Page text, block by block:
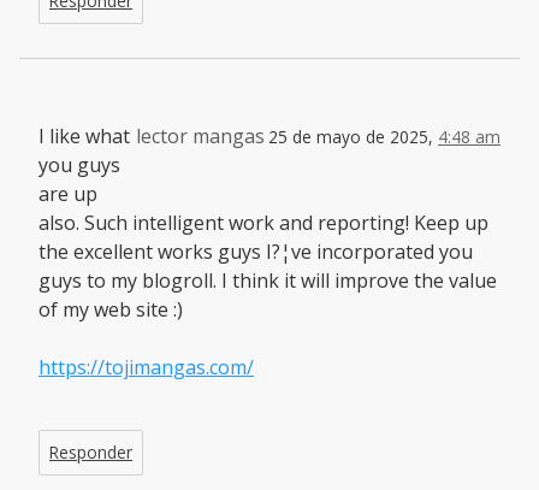
lector mangas 25 de mayo de 2025, 4:48 am
I like what
you guys
are up
also. Such intelligent work and reporting! Keep up
the excellent works guys I?¦ve incorporated you
guys to my blogroll. I think it will improve the value
of my web site :)
https://tojimangas.com/
Responder